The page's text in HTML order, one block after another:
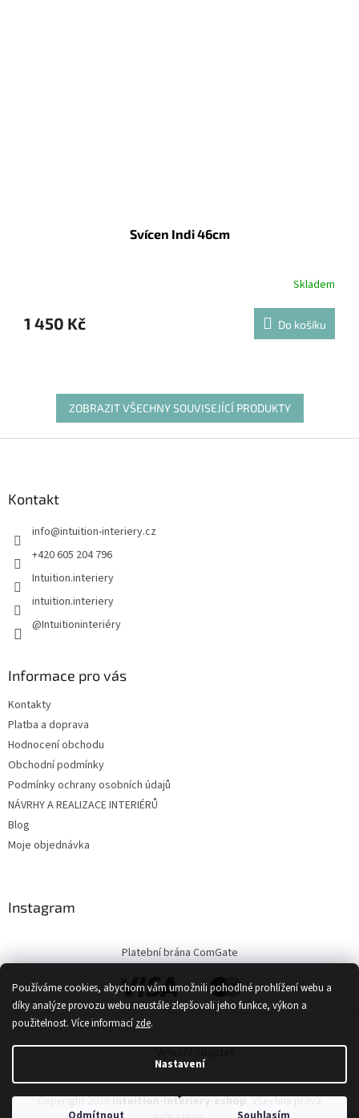
Používáme cookies, abychom vám umožnili pohodlné prohlížení webu a
díky analýze provozu webu neustále zlepšovali jeho funkce, výkon a
použitelnost. Více informacízde.
Nastavení
Svícen Indi 46cm
Skladem
1 450 Kč Do košíku
ZOBRAZIT VŠECHNY SOUVISEJÍCÍ PRODUKTY
Kontakt
info@intuition-interiery.cz
+420 605 204 796
Intuition.interiery
intuition.interiery
@Intuitioninteriéry
Informace pro vás
Kontakty
Platba a doprava
Hodnocení obchodu
Obchodní podmínky
Podmínky ochrany osobních údajů
NÁVRHY A REALIZACE INTERIÉRŮ
Blog
Moje objednávka
Instagram
Platební brána ComGate
Copyright 2026Intuition-interiery-eshop. Všechna práva